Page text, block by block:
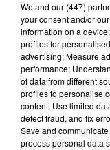
Lecture (3
We and our (447)
your consent and/or
information on a
profiles for
advertising; Measure
performance;
of data from different
profiles to personalise
content; Use limited
detect fraud, and fix
Save and
process personal data